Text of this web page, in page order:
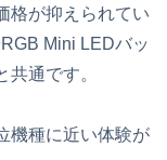
格が抑えられてい
Mini LEDバッ
通です。
機種に近い体験が